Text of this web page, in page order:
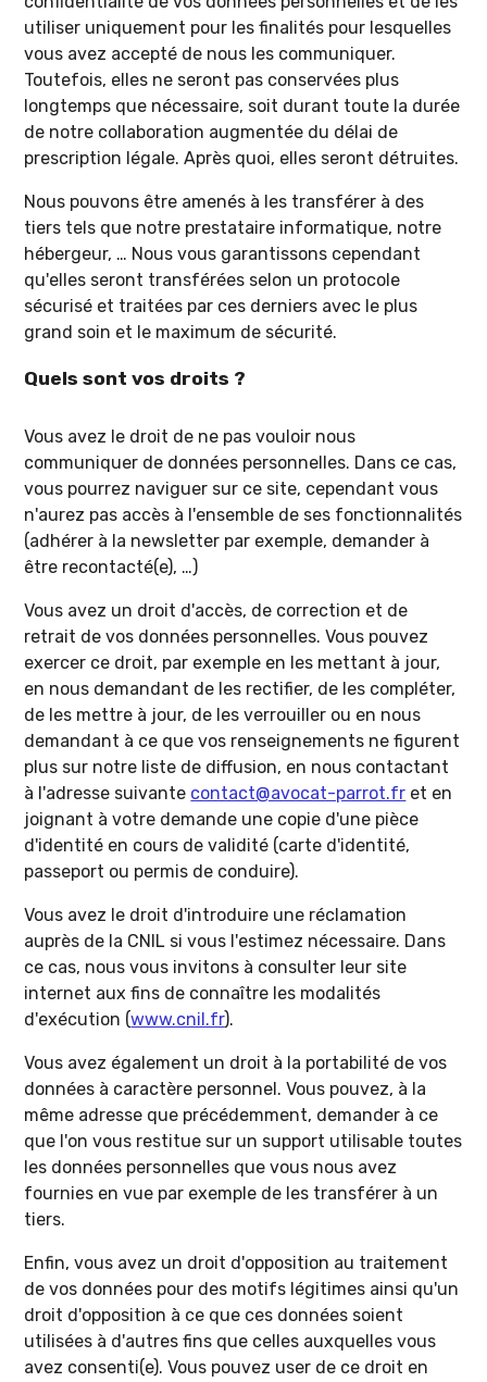
utiliser uniquement pour les finalités pour lesquelles
vous avez accepté de nous les communiquer.
Toutefois, elles ne seront pas conservées plus
longtemps que nécessaire, soit durant toute la durée
de notre collaboration augmentée du délai de
prescription légale. Après quoi, elles seront détruites.
Nous pouvons être amenés à les transférer à des
tiers tels que notre prestataire informatique, notre
hébergeur, … Nous vous garantissons cependant
qu'elles seront transférées selon un protocole
sécurisé et traitées par ces derniers avec le plus
grand soin et le maximum de sécurité.
Quels sont vos droits ?
Vous avez le droit de ne pas vouloir nous
communiquer de données personnelles. Dans ce cas,
vous pourrez naviguer sur ce site, cependant vous
n'aurez pas accès à l'ensemble de ses fonctionnalités
(adhérer à la newsletter par exemple, demander à
être recontacté(e), …)
Vous avez un droit d'accès, de correction et de
retrait de vos données personnelles. Vous pouvez
exercer ce droit, par exemple en les mettant à jour,
en nous demandant de les rectifier, de les compléter,
de les mettre à jour, de les verrouiller ou en nous
demandant à ce que vos renseignements ne figurent
plus sur notre liste de diffusion, en nous contactant
à l'adresse suivante contact@avocat-parrot.fr et en
joignant à votre demande une copie d'une pièce
d'identité en cours de validité (carte d'identité,
passeport ou permis de conduire).
Vous avez le droit d'introduire une réclamation
auprès de la CNIL si vous l'estimez nécessaire. Dans
ce cas, nous vous invitons à consulter leur site
internet aux fins de connaître les modalités
d'exécution (www.cnil.fr).
Vous avez également un droit à la portabilité de vos
données à caractère personnel. Vous pouvez, à la
même adresse que précédemment, demander à ce
que l'on vous restitue sur un support utilisable toutes
les données personnelles que vous nous avez
fournies en vue par exemple de les transférer à un
tiers.
Enfin, vous avez un droit d'opposition au traitement
de vos données pour des motifs légitimes ainsi qu'un
droit d'opposition à ce que ces données soient
utilisées à d'autres fins que celles auxquelles vous
avez consenti(e). Vous pouvez user de ce droit en